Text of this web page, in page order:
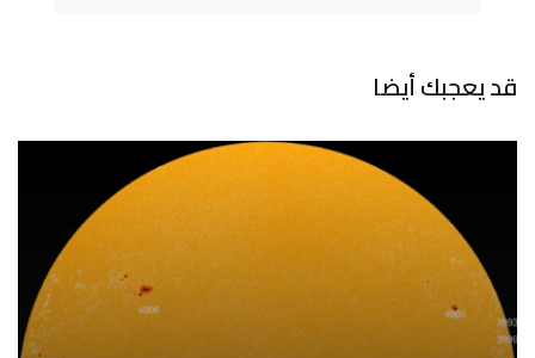
قد يعجبك أيضا